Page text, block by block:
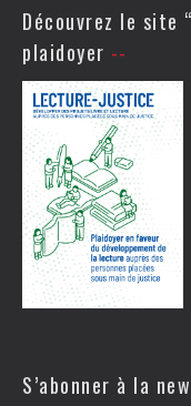
Découvrez le site
plaidoyer
S’abonner à la